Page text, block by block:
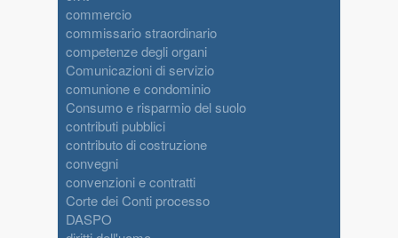
commercio
commissario straordinario
competenze degli organi
Comunicazioni di servizio
comunione e condominio
Consumo e risparmio del suolo
contributi pubblici
contributo di costruzione
convegni
convenzioni e contratti
Corte dei Conti processo
DASPO